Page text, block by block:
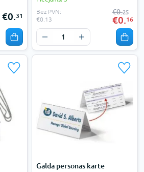
€0.31
Bez PVN:
€0.13
€0.25
€0.16
Galda personas karte